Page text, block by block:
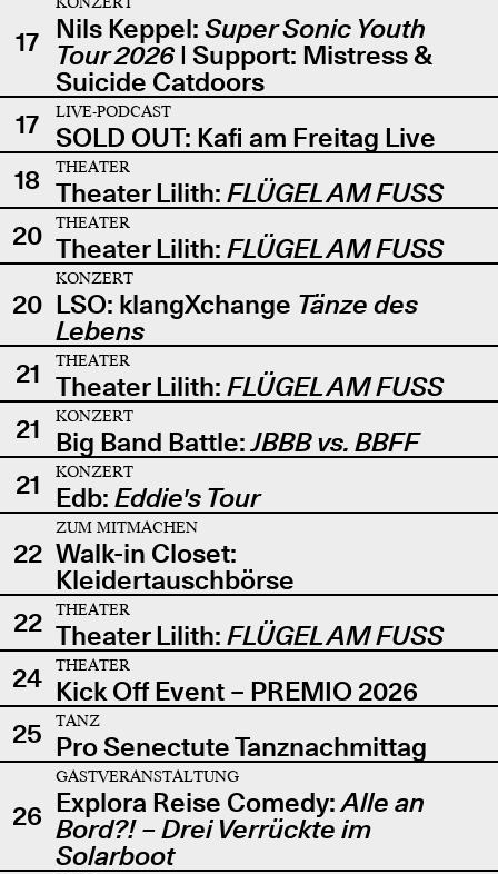
17 Nils Keppel: Super Sonic Youth
Tour 2026| Support: Mistress &
Suicide Catdoors
17
LIVE-PODCAST
SOLD OUT: Kafi am Freitag Live
18
THEATER
Theater Lilith: FLÜGEL AM FUSS
20
THEATER
Theater Lilith: FLÜGEL AM FUSS
20
KONZERT
LSO: klangXchange Tänze des
Lebens
21
THEATER
Theater Lilith: FLÜGEL AM FUSS
21
KONZERT
Big Band Battle:JBBB vs. BBFF
21
KONZERT
Edb: Eddie's Tour
22
ZUM MITMACHEN
Walk-in Closet:
Kleidertauschbörse
22
THEATER
Theater Lilith: FLÜGEL AM FUSS
24
THEATER
Kick Off Event – PREMIO 2026
25
TANZ
Pro Senectute Tanznachmittag
26
GASTVERANSTALTUNG
Explora Reise Comedy:Alle an
Bord?! – Drei Verrückte im
Solarboot